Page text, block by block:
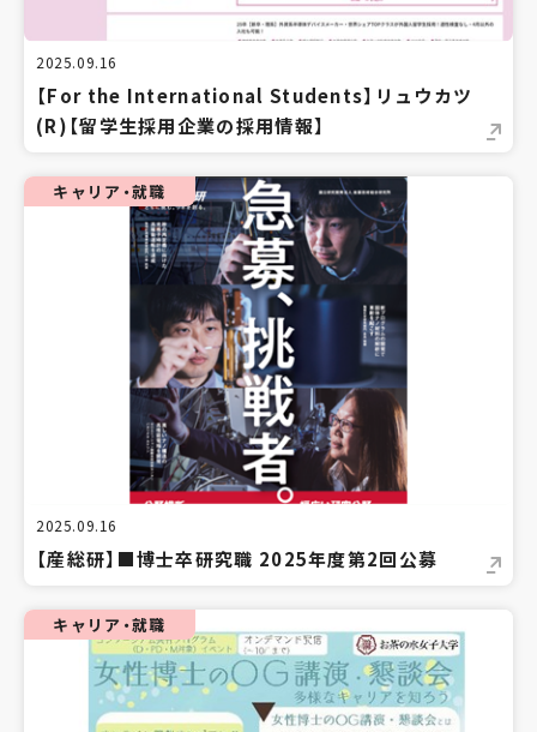
2025.09.16
【For the International Students】リュウカツ
(R)【留学生採用企業の採用情報】
キャリア・就職
2025.09.16
【産総研】■博士卒研究職 2025年度第2回公募
キャリア・就職